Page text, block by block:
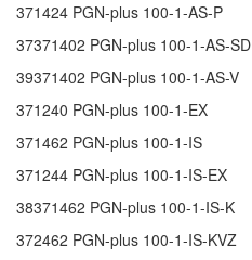
371424 PGN-plus 100-1-AS-P
37371402 PGN-plus 100-1-AS-SD
39371402 PGN-plus 100-1-AS-V
371240 PGN-plus 100-1-EX
371462 PGN-plus 100-1-IS
371244 PGN-plus 100-1-IS-EX
38371462 PGN-plus 100-1-IS-K
372462 PGN-plus 100-1-IS-KVZ